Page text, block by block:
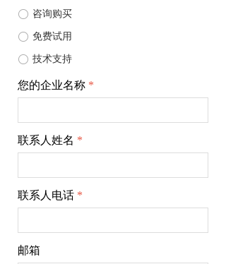
ꀐ 咨询购买
ꀐ 免费试用
ꀐ 技术支持
您的企业名称 *
联系人姓名 *
联系人电话 *
邮箱